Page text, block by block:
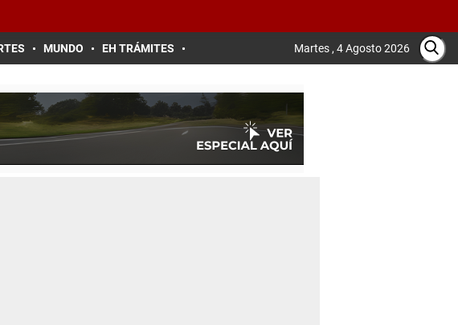
MUNDO EH TRÁMITES Martes , 4 Agosto 2026